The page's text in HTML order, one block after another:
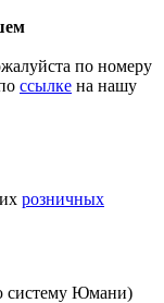
по номеру
ссылке на нашу
розничных
систему Юмани)